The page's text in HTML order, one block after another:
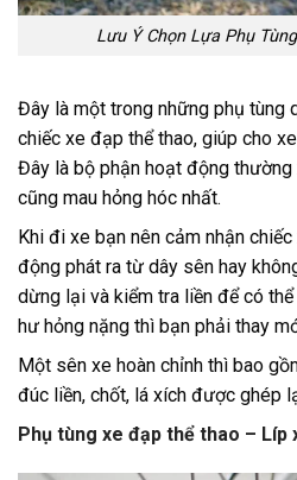
Lưu Ý Chọn Lựa Phụ
Đây là một trong những phụ tùng
chiếc xe đạp thể thao, giúp cho
Đây là bộ phận hoạt động thường
cũng mau hỏng hóc nhất.
Khi đi xe bạn nên cảm nhận
động phát ra từ dây sên hay
dừng lại và kiểm tra liền để có
hư hỏng nặng thì bạn phải thay
Một sên xe hoàn chỉnh thì bao
đúc liền, chốt, lá xích được ghép
Phụ tùng xe đạp thể thao – Líp